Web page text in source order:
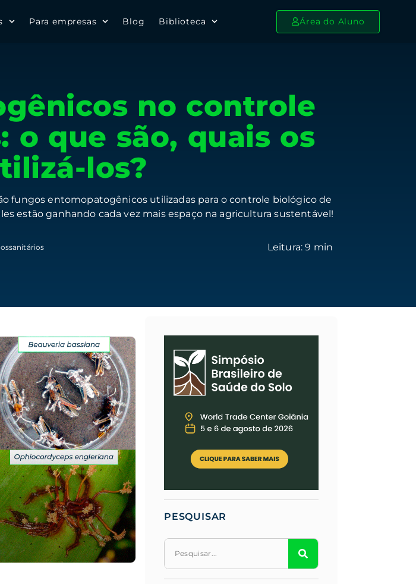
Para empresas Blog Biblioteca Área do Aluno
no controle
o que são, quais os
los?
fungos entomopatogênicos utilizadas para o controle biológico de
estão ganhando cada vez mais espaço na agricultura sustentável!
PESQUISAR